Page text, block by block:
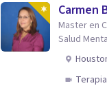
Carmen
Master en
Salud